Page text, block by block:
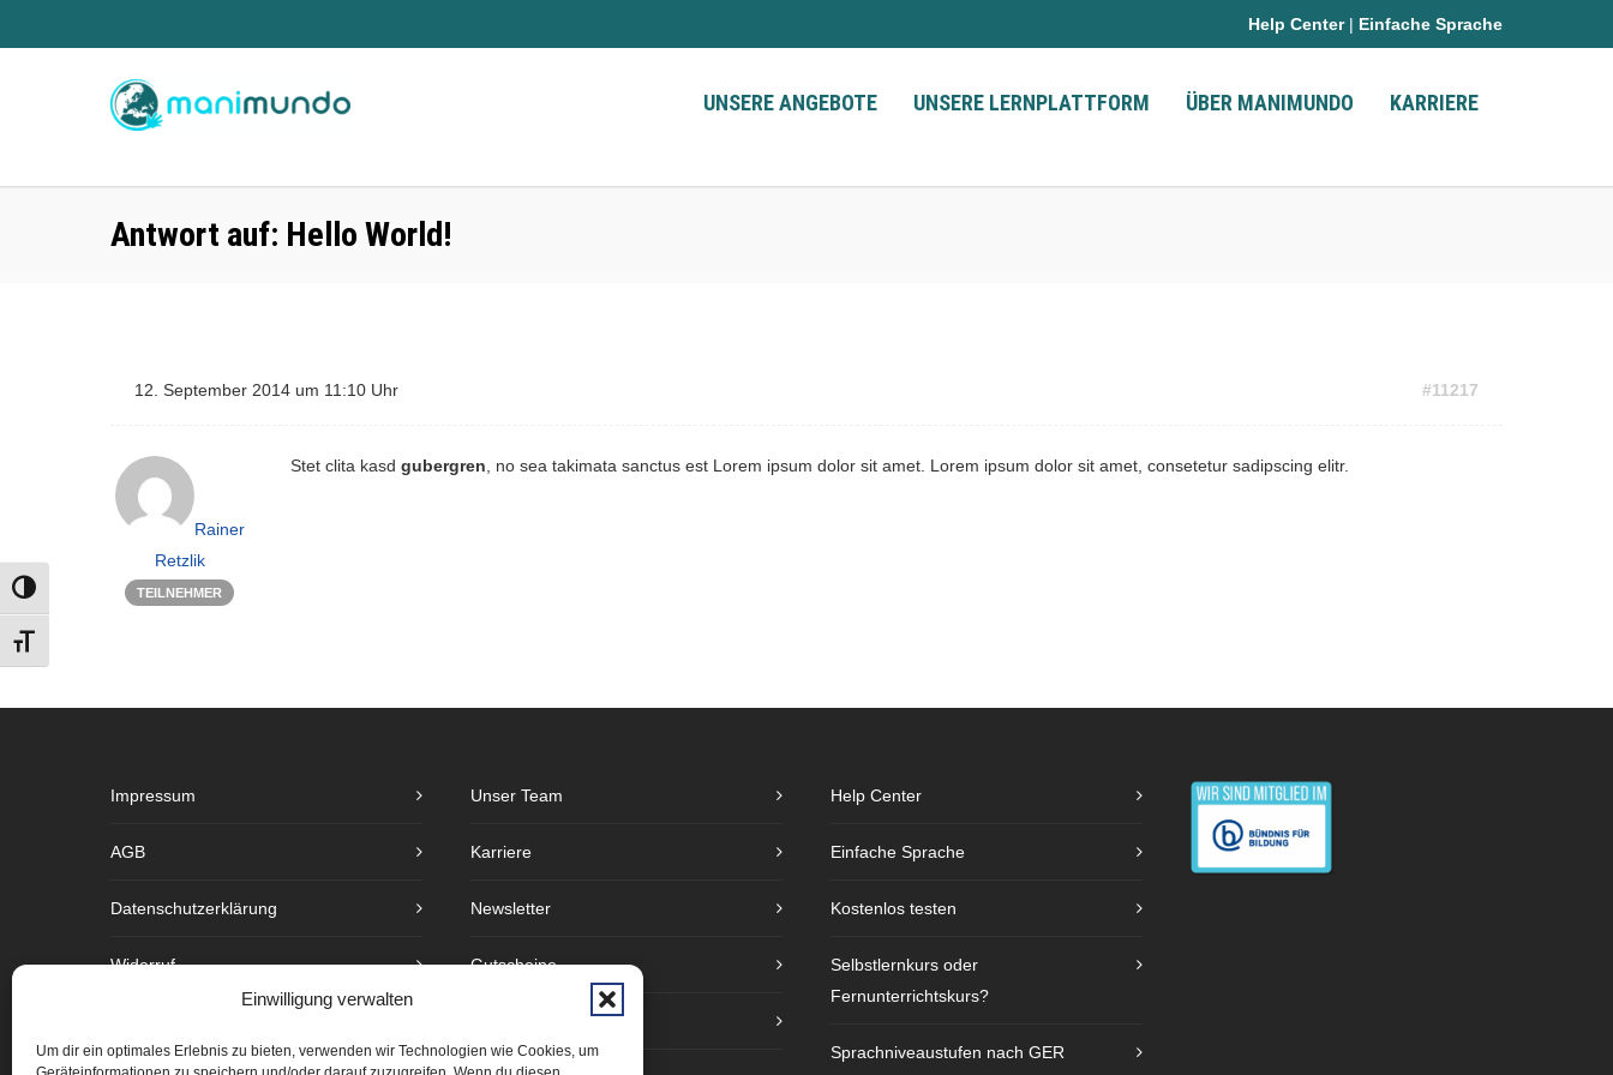
Einwilligung verwalten
Um dir ein optimales Erlebnis zu bieten, verwenden wir Technologien wie Cookies, um
UMSCHALTEN AUF HOHE KONTRASTE
SCHRIFT VERGRÖSSERN
Help Center| Einfache Sprache
UNSERE ANGEBOTE UNSERE LERNPLATTFORM ÜBER MANIMUNDO KARRIERE
Antwort auf: Hello World!
12. September 2014 um 11:10 Uhr #11217
Rainer
Retzlik
TEILNEHMER
Stet clita kasd gubergren , no sea takimata sanctus est Lorem ipsum dolor sit amet. Lorem ipsum dolor sit amet, consetetur sadipscing elitr.
Impressum
AGB
Datenschutzerklärung
Widerruf
Unser Team
Karriere
Newsletter
Gutscheine
Help Center
Einfache Sprache
Kostenlos testen
Selbstlernkurs oder
Fernunterrichtskurs?
Sprachniveaustufen nach GER